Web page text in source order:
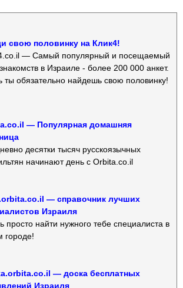
свою половинку на Клик4!
— Самый популярный и посещаемый
в Израиле - более 200 000 анкет.
ты обязательно найдешь свою половинку!
— Популярная домашняя
десятки тысяч русскоязычных
начинают день с Orbita.co.il
— справочник лучших
Израиля
просто найти нужного тебе специалиста в
городе!
— доска бесплатных
Израиля